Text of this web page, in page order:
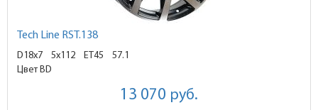
Tech Line RST.138
D18x7 5x112 ET45
57.1
Цвет BD
13 070 руб.